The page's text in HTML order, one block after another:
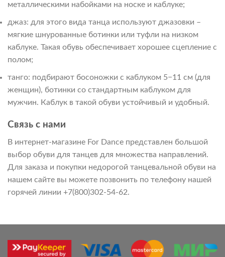
металлическими набойками на носке и каблуке;
джаз: для этого вида танца используют джазовки –
мягкие шнурованные ботинки или туфли на низком
каблуке. Такая обувь обеспечивает хорошее сцепление с
полом;
танго: подбирают босоножки с каблуком 5−11 см (для
женщин), ботинки со стандартным каблуком для
мужчин. Каблук в такой обуви устойчивый и удобный.
Связь с нами
В интернет-магазине For Dance представлен большой
выбор обуви для танцев для множества направлений.
Для заказа и покупки недорогой танцевальной обуви на
нашем сайте вы можете позвонить по телефону нашей
горячей линии +7(800)302-54-62.